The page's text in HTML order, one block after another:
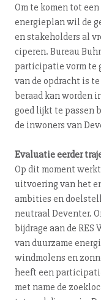
Om te komen tot
energieplan wil de
en sta­ke­hol­ders al
ci­pe­ren. Bureau
par­ti­ci­pa­tie vorm te
van de opdracht is
be­raad kan worden
goed lijkt te passen
de inwoners van
Evaluatie eerder
Op dit moment
uitvoering van het
ambities en
neu­traal Deventer.
bijdrage aan de
van duurzame
windmolens en
heeft een
met name de